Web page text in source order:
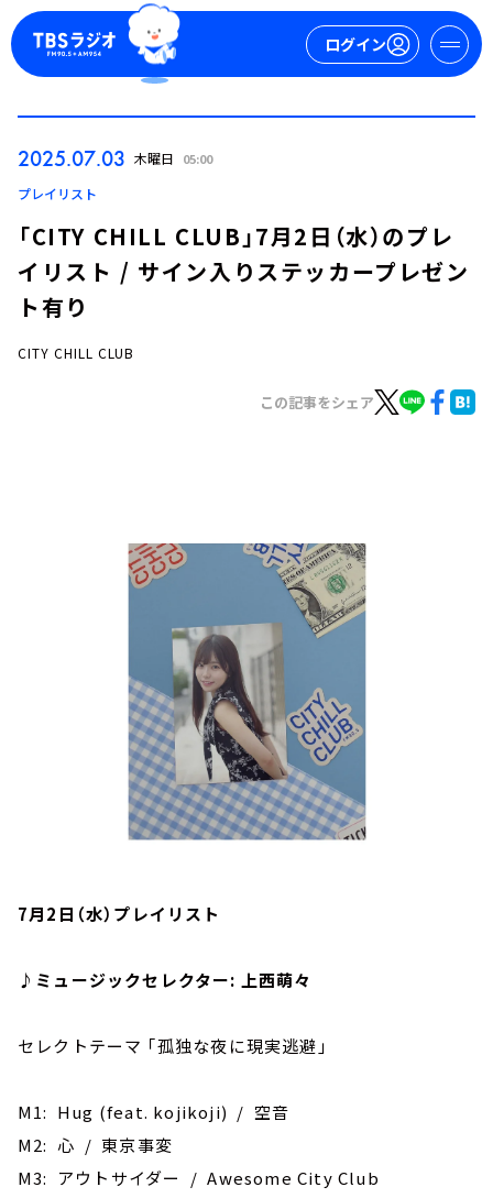
ログイン
YouTube
会社情報
2025.07.03 木曜日 05:00
プレイリスト
「CITY CHILL CLUB」7月2日（水）のプレ
イリスト / サイン入りステッカープレゼン
ト有り
CITY CHILL CLUB
この記事をシェア
7月2日（水）プレイリスト
♪ミュージックセレクター: 上西萌々
セレクトテーマ ｢孤独な夜に現実逃避｣
M1: Hug (feat. kojikoji) / 空音
M2: 心 / 東京事変
M3: アウトサイダー / Awesome City Club